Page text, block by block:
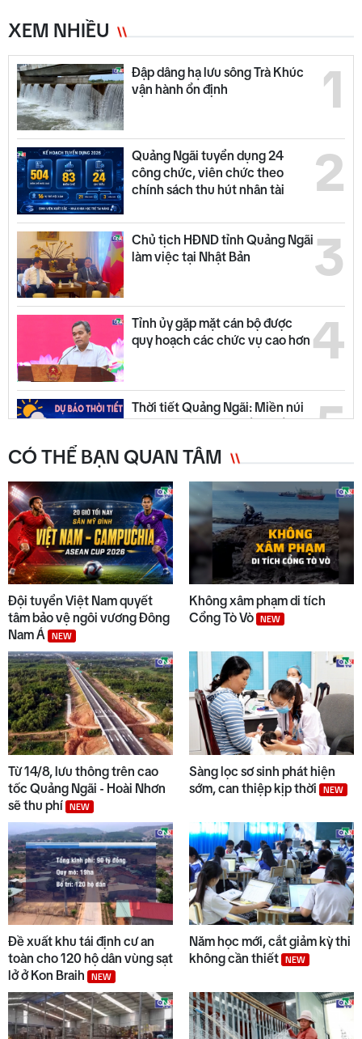
XEM NHIỀU
1
Đập dâng hạ lưu sông Trà Khúc
vận hành ổn định
2
Quảng Ngãi tuyển dụng 24
công chức, viên chức theo
chính sách thu hút nhân tài
3
Chủ tịch HĐND tỉnh Quảng Ngãi
làm việc tại Nhật Bản
4
Tỉnh ủy gặp mặt cán bộ được
quy hoạch các chức vụ cao hơn
5
Thời tiết Quảng Ngãi: Miền núi
có mưa dông, đồng bằng nắng
6
Quyết liệt tháo gỡ các dự án tồn
đọng, kéo dài
7
Trường biên giới sẵn sàng đón
năm học mới
8
Bộ Y tế chấn chỉnh thu thêm
tiền khám BHYT
9
Đẩy nhanh tiến độ các dự án
trọng điểm
10
Chuyển động duyên hải tối 05/8
CÓ THỂ BẠN QUAN TÂM
Đội tuyển Việt Nam quyết
tâm bảo vệ ngôi vương Đông
Nam Á
NEW
Không xâm phạm di tích
Cổng Tò Vò
NEW
Từ 14/8, lưu thông trên cao
tốc Quảng Ngãi - Hoài Nhơn
sẽ thu phí
NEW
Sàng lọc sơ sinh phát hiện
sớm, can thiệp kịp thời
NEW
Đề xuất khu tái định cư an
toàn cho 120 hộ dân vùng sạt
lở ở Kon Braih
NEW
Năm học mới, cắt giảm kỳ thi
không cần thiết
NEW